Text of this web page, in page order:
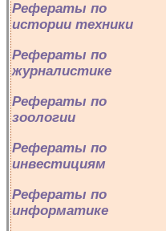
Рефераты по
истории техники
Рефераты по
журналистике
Рефераты по
зоологии
Рефераты по
инвестициям
Рефераты по
информатике